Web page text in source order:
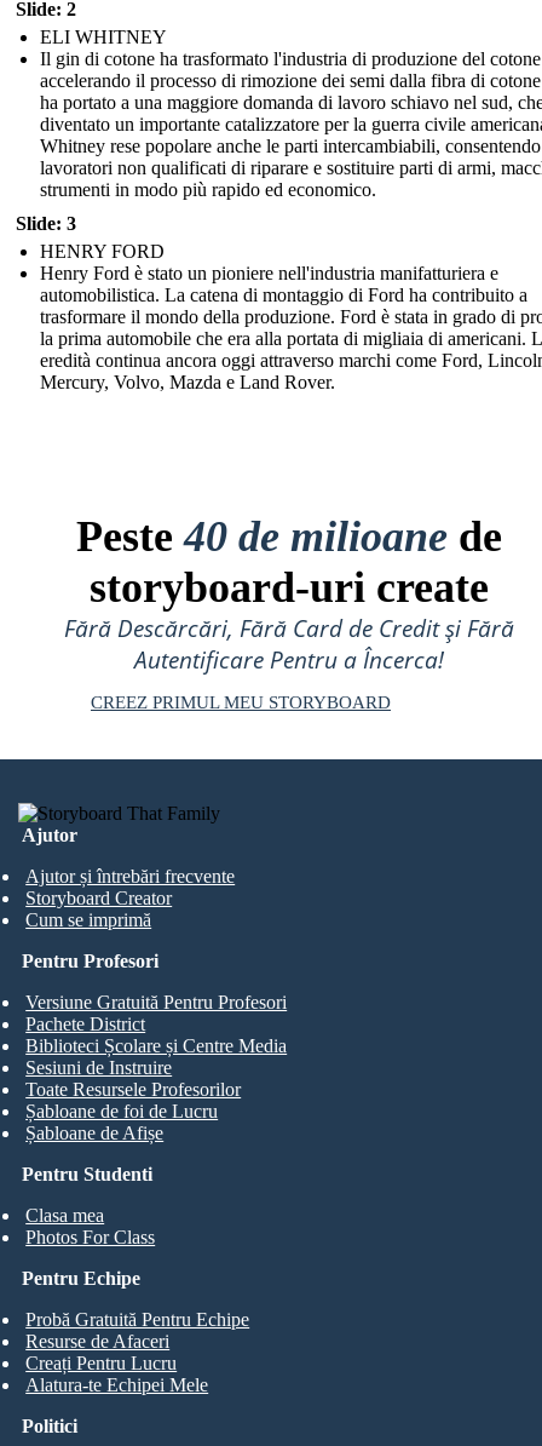
Slide: 2
ELI WHITNEY
Il gin di cotone ha trasformato l'industria di produzione del cotone
accelerando il processo di rimozione dei semi dalla fibra di
ha portato a una maggiore domanda di lavoro schiavo nel sud,
diventato un importante catalizzatore per la guerra civile
Whitney rese popolare anche le parti intercambiabili,
lavoratori non qualificati di riparare e sostituire parti di armi,
strumenti in modo più rapido ed economico.
Slide: 3
HENRY FORD
Henry Ford è stato un pioniere nell'industria manifatturiera e
automobilistica. La catena di montaggio di Ford ha contribuito a
trasformare il mondo della produzione. Ford è stata in grado di
la prima automobile che era alla portata di migliaia di americani.
eredità continua ancora oggi attraverso marchi come Ford,
Mercury, Volvo, Mazda e Land Rover.
Peste40 de milioane de
storyboard-uri create
Fără Descărcări, Fără Card de Credit și Fără
Autentificare Pentru a Încerca!
CREEZ PRIMUL MEU STORYBOARD
Ajutor
Ajutor și întrebări frecvente
Storyboard Creator
Cum se imprimă
Pentru Studenti
Clasa mea
Photos For Class
Pentru Profesori
Versiune Gratuită Pentru Profesori
Pachete District
Biblioteci Școlare și Centre Media
Sesiuni de Instruire
Toate Resursele Profesorilor
Șabloane de foi de Lucru
Șabloane de Afișe
Pentru Echipe
Probă Gratuită Pentru Echipe
Resurse de Afaceri
Creați Pentru Lucru
Alatura-te Echipei Mele
Politici